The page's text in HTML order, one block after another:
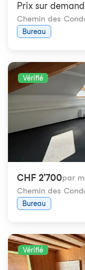
Prix ​​sur
Chemin des
Bureau
Vérifié
CHF 2'700par
Chemin des
Bureau
Vérifié